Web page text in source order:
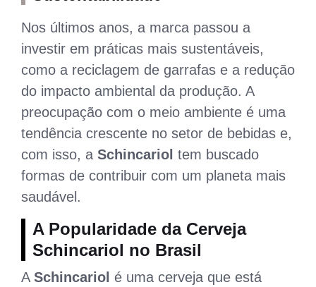
Nos últimos anos, a marca passou a
investir em práticas mais sustentáveis,
como a reciclagem de garrafas e a redução
do impacto ambiental da produção. A
preocupação com o meio ambiente é uma
tendência crescente no setor de bebidas e,
com isso, a Schincariol tem buscado
formas de contribuir com um planeta mais
saudável.
A Popularidade da Cerveja
Schincariol no Brasil
A Schincariol é uma cerveja que está